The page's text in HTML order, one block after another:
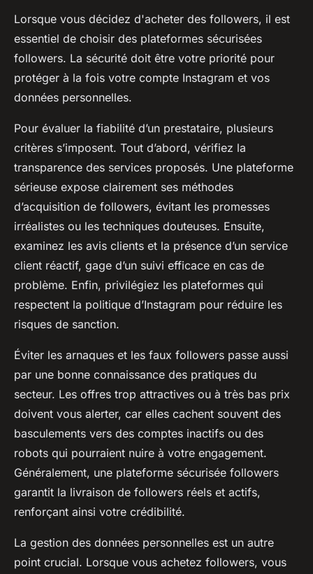
Lorsque vous décidez d'acheter des followers, il est
essentiel de choisir des plateformes sécurisées
followers. La sécurité doit être votre priorité pour
protéger à la fois votre compte Instagram et vos
données personnelles.
Pour évaluer la fiabilité d’un prestataire, plusieurs
critères s’imposent. Tout d’abord, vérifiez la
transparence des services proposés. Une plateforme
sérieuse expose clairement ses méthodes
d’acquisition de followers, évitant les promesses
irréalistes ou les techniques douteuses. Ensuite,
examinez les avis clients et la présence d’un service
client réactif, gage d’un suivi efficace en cas de
problème. Enfin, privilégiez les plateformes qui
respectent la politique d’Instagram pour réduire les
risques de sanction.
Éviter les arnaques et les faux followers passe aussi
par une bonne connaissance des pratiques du
secteur. Les offres trop attractives ou à très bas prix
doivent vous alerter, car elles cachent souvent des
basculements vers des comptes inactifs ou des
robots qui pourraient nuire à votre engagement.
Généralement, une plateforme sécurisée followers
garantit la livraison de followers réels et actifs,
renforçant ainsi votre crédibilité.
La gestion des données personnelles est un autre
point crucial. Lorsque vous achetez followers, vous